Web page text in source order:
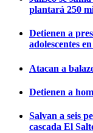
plantará 250
Detienen a
adolescentes
Atacan a
Detienen a
Salvan a seis
cascada El